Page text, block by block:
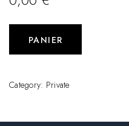
PANIER
Category: Private